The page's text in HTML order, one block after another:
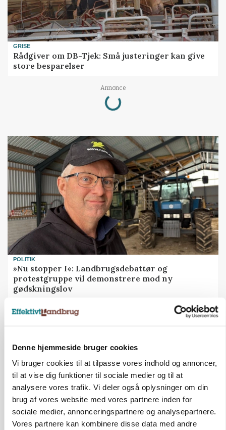
Denne hjemmeside bruger cookies
Vi bruger cookies til at tilpasse vores indhold og annoncer,
til at vise dig funktioner til sociale medier og til at
analysere vores trafik. Vi deler også oplysninger om din
brug af vores website med vores partnere inden for
sociale medier, annonceringspartnere og analysepartnere.
Vores partnere kan kombinere disse data med andre
GRISE
Rådgiver om DB-Tjek: Små justeringer kan give
store besparelser
Annonce
Loading...
POLITIK
»Nu stopper I«: Landbrugsdebattør og
protestgruppe vil demonstrere mod ny
gødskningslov